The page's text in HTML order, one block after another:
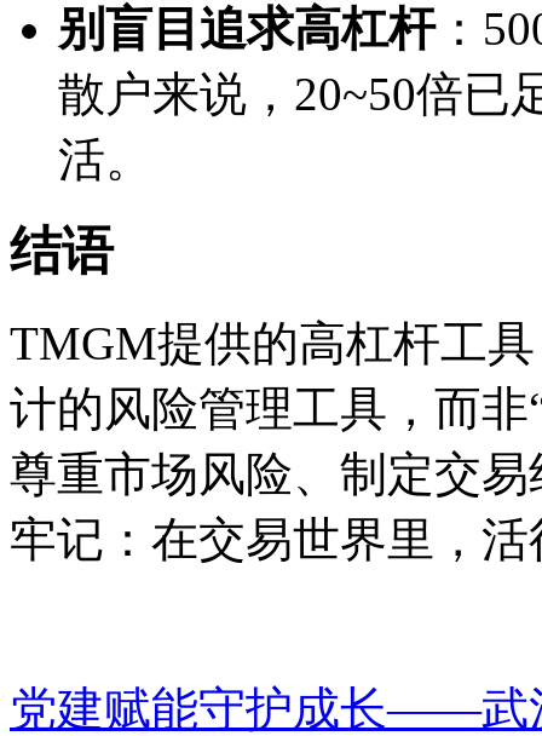
别盲目追求高杠杆：
散户来说，20~50倍已
活。
结语
TMGM提供的高杠杆工
计的风险管理工具，而
尊重市场风险、制定交
牢记：在交易世界里，
党建赋能守护成长——武